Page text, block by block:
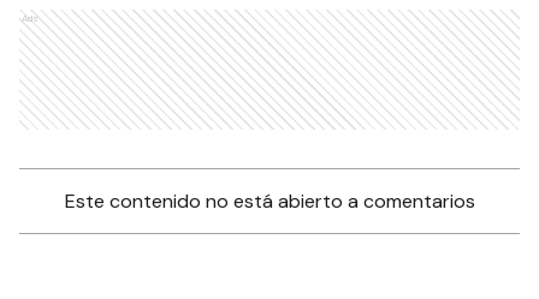
Ads
Este contenido no está abierto a comentarios